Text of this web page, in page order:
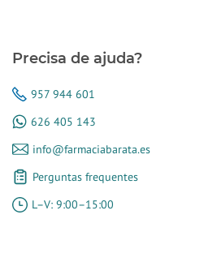
Precisa de ajuda?
957 944 601
626 405 143
info@farmaciabarata.es
Perguntas frequentes
L–V: 9:00–15:00